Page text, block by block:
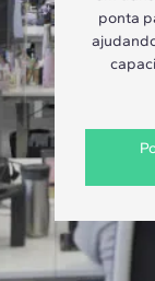
ponta